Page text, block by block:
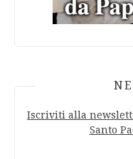
Iscriviti alla
Santo